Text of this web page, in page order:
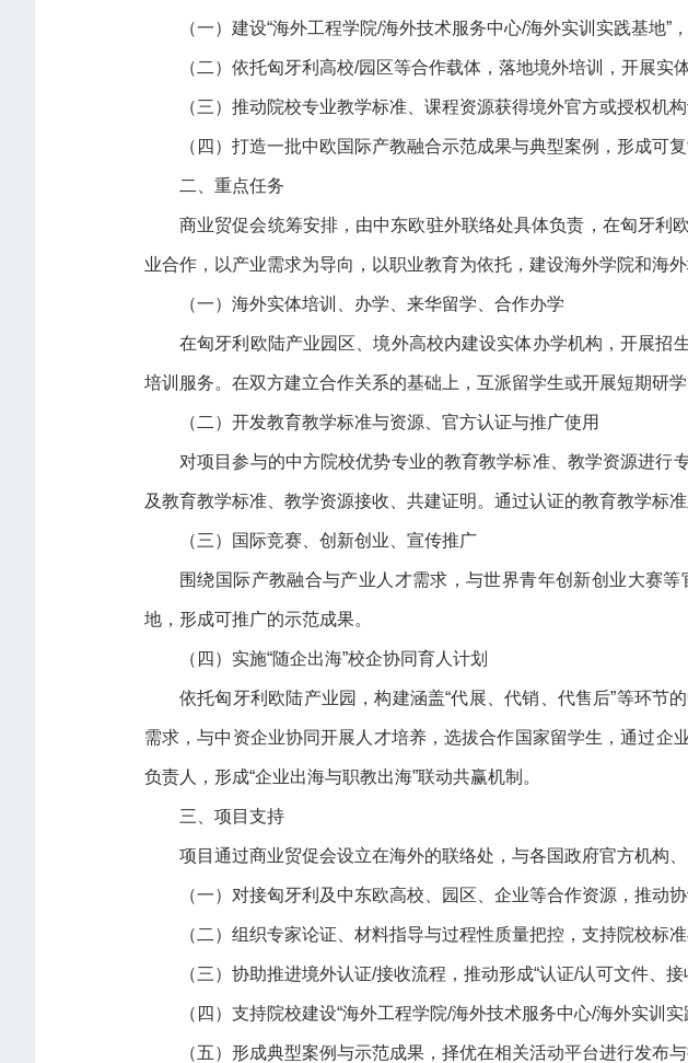
（一）建设“海外工程学院/海外技术服务中心/海外实训实践基地”
（二）依托匈牙利高校/园区等合作载体，落地境外培训，开展实
（三）推动院校专业教学标准、课程资源获得境外官方或授权机
（四）打造一批中欧国际产教融合示范成果与典型案例，形成可
二、重点任务
商业贸促会统筹安排，由中东欧驻外联络处具体负责，在匈牙利
业合作，以产业需求为导向，以职业教育为依托，建设海外学院和海
（一）海外实体培训、办学、来华留学、合作办学
在匈牙利欧陆产业园区、境外高校内建设实体办学机构，开展
培训服务。在双方建立合作关系的基础上，互派留学生或开展短期研学
（二）开发教育教学标准与资源、官方认证与推广使用
对项目参与的中方院校优势专业的教育教学标准、教学资源进行
及教育教学标准、教学资源接收、共建证明。通过认证的教育教学标
（三）国际竞赛、创新创业、宣传推广
围绕国际产教融合与产业人才需求，与世界青年创新创业大赛
地，形成可推广的示范成果。
（四）实施“随企出海”校企协同育人计划
依托匈牙利欧陆产业园，构建涵盖“代展、代销、代售后”等环
需求，与中资企业协同开展人才培养，选拔合作国家留学生，通过企
负责人，形成“企业出海与职教出海”联动共赢机制。
三、项目支持
项目通过商业贸促会设立在海外的联络处，与各国政府官方机构
（一）对接匈牙利及中东欧高校、园区、企业等合作资源，推动
（二）组织专家论证、材料指导与过程性质量把控，支持院校标
（三）协助推进境外认证/接收流程，推动形成“认证/认可文件、
（四）支持院校建设“海外工程学院/海外技术服务中心/海外实训
（五）形成典型案例与示范成果，择优在相关活动平台进行发布与